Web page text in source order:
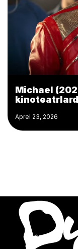
Michael
Aprel 23, 2026